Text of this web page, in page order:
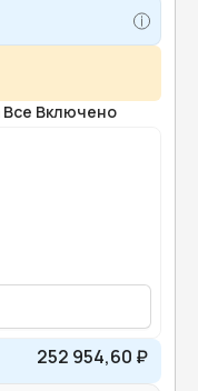
Все Включено
252 954,60 ₽